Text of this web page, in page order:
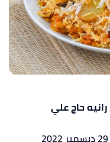
رانيه حاج علي